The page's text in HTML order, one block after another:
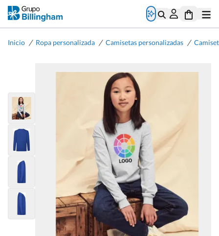
Inicio / Ropa personalizada / Camisetas personalizadas /